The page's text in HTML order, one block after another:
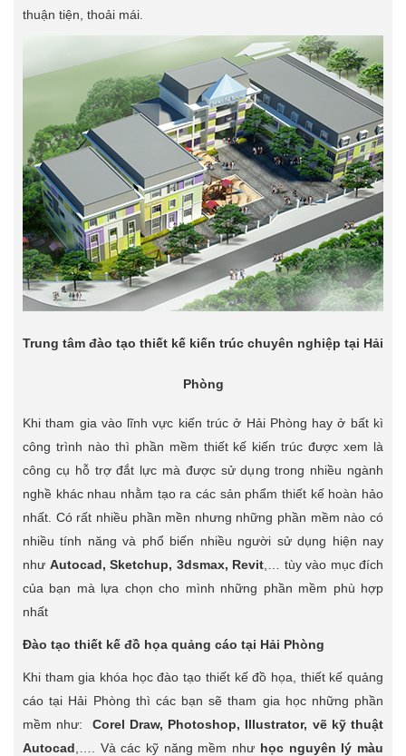
thuận tiện, thoải mái.
Trung tâm đào tạo thiết kế kiến trúc chuyên nghiệp tại Hải
Phòng
Khi tham gia vào lĩnh vực kiến trúc ở Hải Phòng hay ở bất kì
công trình nào thì phần mềm thiết kế kiến trúc được xem là
công cụ hỗ trợ đắt lực mà được sử dụng trong nhiều ngành
nghề khác nhau nhằm tạo ra các sản phẩm thiết kế hoàn hảo
nhất. Có rất nhiều phần mền nhưng những phần mềm nào có
nhiều tính năng và phổ biến nhiều người sử dụng hiện nay
như Autocad, Sketchup, 3dsmax, Revit ,… tùy vào mục đích
của bạn mà lựa chọn cho mình những phần mềm phù hợp
nhất
Đào tạo thiết kế đồ họa quảng cáo tại Hải Phòng
Khi tham gia khóa học đào tạo thiết kế đồ họa, thiết kế quảng
cáo tại Hải Phòng thì các bạn sẽ tham gia học những phần
mềm như: Corel Draw, Photoshop, Illustrator, vẽ kỹ thuật
Autocad ,…. Và các kỹ năng mềm như học nguyên lý màu